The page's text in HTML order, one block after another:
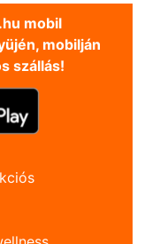
mobil
mobilján
szállás!